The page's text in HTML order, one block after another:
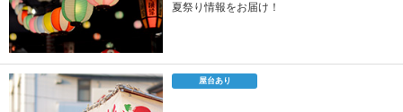
夏祭り情報をお届け！
屋台あり